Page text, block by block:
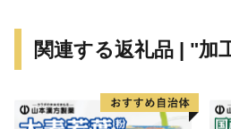
「３１万人元気都市 四日市市
関連する返礼品 | "加